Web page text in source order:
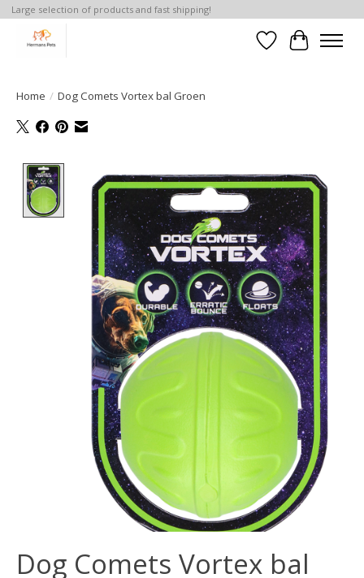
Large selection of products and fast shipping!
Verlanglijst
Home / Dog Comets Vortex bal Groen
Product image slideshow Items
Dog Comets Vortex bal